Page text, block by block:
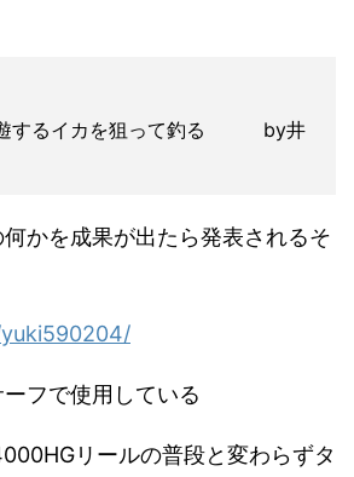
遊するイカを狙って釣る by井
かを成果が出たら発表されるそ
フで使用している
リールの普段と変わらずタ